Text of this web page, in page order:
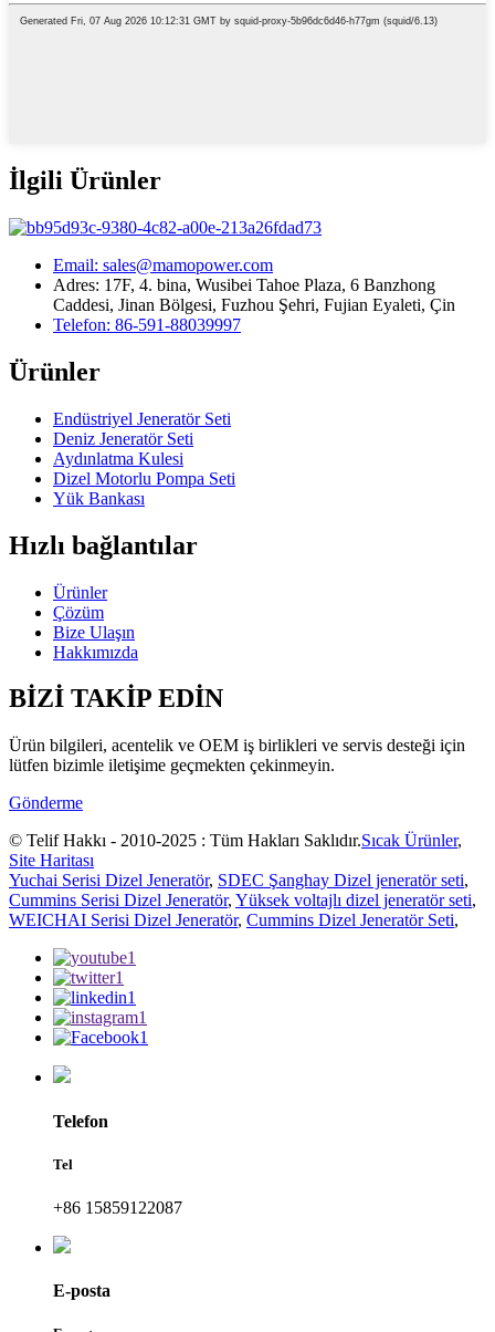
İlgili Ürünler
Email: sales@mamopower.com
Adres: 17F, 4. bina, Wusibei Tahoe Plaza, 6 Banzhong
Caddesi, Jinan Bölgesi, Fuzhou Şehri, Fujian Eyaleti, Çin
Telefon: 86-591-88039997
Ürünler
Endüstriyel Jeneratör Seti
Deniz Jeneratör Seti
Aydınlatma Kulesi
Dizel Motorlu Pompa Seti
Yük Bankası
Hızlı bağlantılar
Ürünler
Çözüm
Bize Ulaşın
Hakkımızda
BİZİ TAKİP EDİN
Ürün bilgileri, acentelik ve OEM iş birlikleri ve servis desteği için
lütfen bizimle iletişime geçmekten çekinmeyin.
Gönderme
© Telif Hakkı - 2010-2025 : Tüm Hakları Saklıdır.Sıcak Ürünler,
Site Haritası
Yuchai Serisi Dizel Jeneratör, SDEC Şanghay Dizel jeneratör seti,
Cummins Serisi Dizel Jeneratör, Yüksek voltajlı dizel jeneratör seti,
WEICHAI Serisi Dizel Jeneratör, Cummins Dizel Jeneratör Seti,
Telefon
Tel
+86 15859122087
E-posta